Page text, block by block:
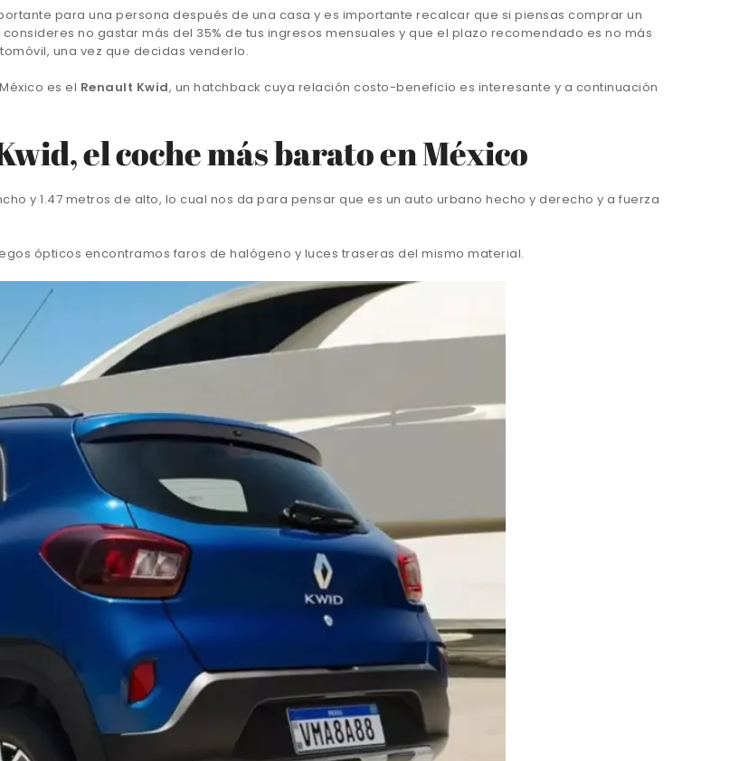
para una persona después de una casa y es importante recalcar que si piensas comprar un
no gastar más del 35% de tus ingresos mensuales y que el plazo recomendado es no más
una vez que decidas venderlo.
es el Renault Kwid, un hatchback cuya relación costo-beneficio es interesante y a continuación
el coche más barato en México
y 1.47 metros de alto, lo cual nos da para pensar que es un auto urbano hecho y derecho y a fuerza
ópticos encontramos faros de halógeno y luces traseras del mismo material.